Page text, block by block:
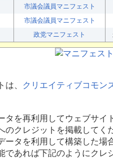
市議会議員マニフェスト
市議会議員マニフェスト
政党マニフェスト
は、 クリエイティブコモン
タを再利用してウェブサイ
のクレジットを掲載してく
ータを利用して構築した場
であれば下記のようにクレ